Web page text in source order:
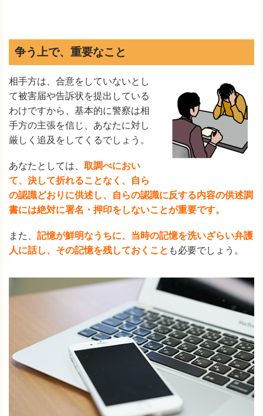
争う上で、重要なこと
相手方は、合意をしていないとし
て被害届や告訴状を提出している
わけですから、基本的に警察は相
手方の主張を信じ、あなたに対し
厳しく追及をしてくるでしょう。
あなたとしては、 取調べにおい
て、決して折れることなく、自ら
の認識どおりに供述し、自らの認識に反する内容の供述調
書には絶対に署名・押印をしないことが重要です。
また、 記憶が鮮明なうちに、当時の記憶を洗いざらい弁護
人に話し、その記憶を残しておく こと も必要でしょう。